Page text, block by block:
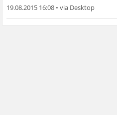
19.08.2015 16:08 •